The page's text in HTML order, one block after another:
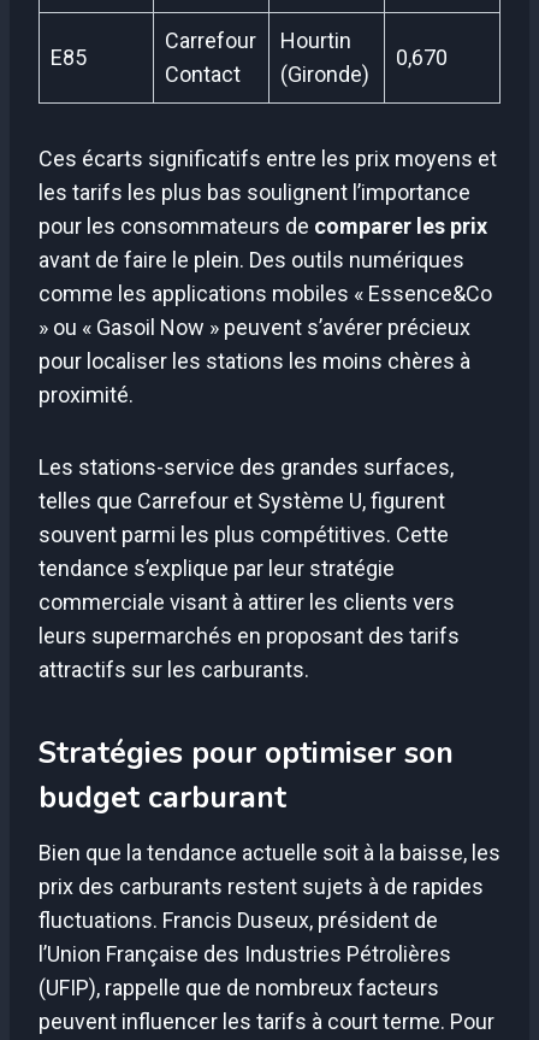
E85
Carrefour
Contact
Hourtin
(Gironde)
0,670
Ces écarts significatifs entre les prix moyens et
les tarifs les plus bas soulignent l’importance
pour les consommateurs de comparer les prix
avant de faire le plein. Des outils numériques
comme les applications mobiles « Essence&Co
» ou « Gasoil Now » peuvent s’avérer précieux
pour localiser les stations les moins chères à
proximité.
Les stations-service des grandes surfaces,
telles que Carrefour et Système U, figurent
souvent parmi les plus compétitives. Cette
tendance s’explique par leur stratégie
commerciale visant à attirer les clients vers
leurs supermarchés en proposant des tarifs
attractifs sur les carburants.
Stratégies pour optimiser son
budget carburant
Bien que la tendance actuelle soit à la baisse, les
prix des carburants restent sujets à de rapides
fluctuations. Francis Duseux, président de
l’Union Française des Industries Pétrolières
(UFIP), rappelle que de nombreux facteurs
peuvent influencer les tarifs à court terme. Pour